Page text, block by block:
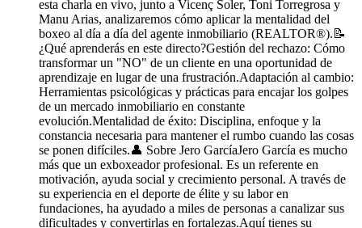
esta charla en vivo, junto a Vicenç Soler, Toni Torregrosa y
Manu Arias, analizaremos cómo aplicar la mentalidad del
boxeo al día a día del agente inmobiliario (REALTOR®).📝
¿Qué aprenderás en este directo?Gestión del rechazo: Cómo
transformar un "NO" de un cliente en una oportunidad de
aprendizaje en lugar de una frustración.Adaptación al cambio:
Herramientas psicológicas y prácticas para encajar los golpes
de un mercado inmobiliario en constante
evolución.Mentalidad de éxito: Disciplina, enfoque y la
constancia necesaria para mantener el rumbo cuando las cosas
se ponen difíciles.👤 Sobre Jero GarcíaJero García es mucho
más que un exboxeador profesional. Es un referente en
motivación, ayuda social y crecimiento personal. A través de
su experiencia en el deporte de élite y su labor en
fundaciones, ha ayudado a miles de personas a canalizar sus
dificultades y convertirlas en fortalezas.Aquí tienes su